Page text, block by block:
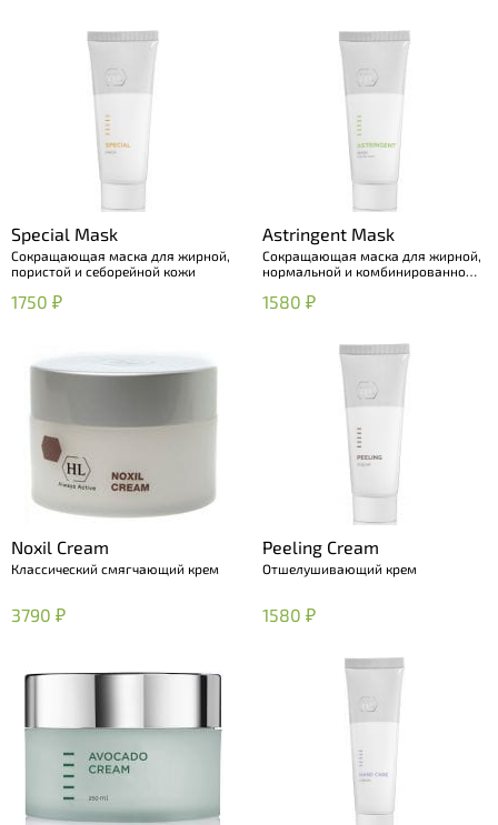
Special Mask
Сокращающая маска для жирной,
пористой и себорейной кожи
1750 ₽
Astringent Mask
Сокращающая маска для жирной,
нормальной и комбинированной
1580 ₽
Noxil Cream
Классический смягчающий крем
3790 ₽
Peeling Cream
Отшелушивающий крем
1580 ₽